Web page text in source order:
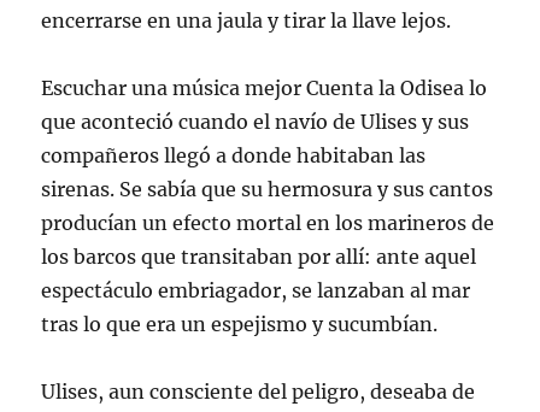
encerrarse en una jaula y tirar la llave lejos.
Escuchar una música mejor Cuenta la Odisea lo
que aconteció cuando el navío de Ulises y sus
compañeros llegó a donde habitaban las
sirenas. Se sabía que su hermosura y sus cantos
producían un efecto mortal en los marineros de
los barcos que transitaban por allí: ante aquel
espectáculo embriagador, se lanzaban al mar
tras lo que era un espejismo y sucumbían.
Ulises, aun consciente del peligro, deseaba de